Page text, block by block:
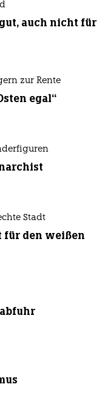
auch nicht für
zur Rente
egal“
Stadt
für den weißen